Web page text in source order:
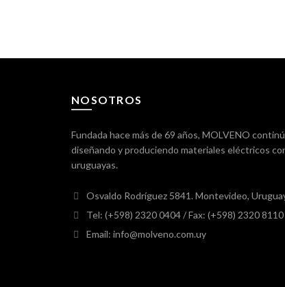
NOSOTROS
Fundada hace más de 69 años, MOLVENO
diseñando y produciendo materiales eléctricos
uruguayas.
Osvaldo Rodríguez 5841. Montevideo,
Tel: (+598) 2320 0404/ Fax: (+598) 2320 8110
Email: info@molveno.com.uy